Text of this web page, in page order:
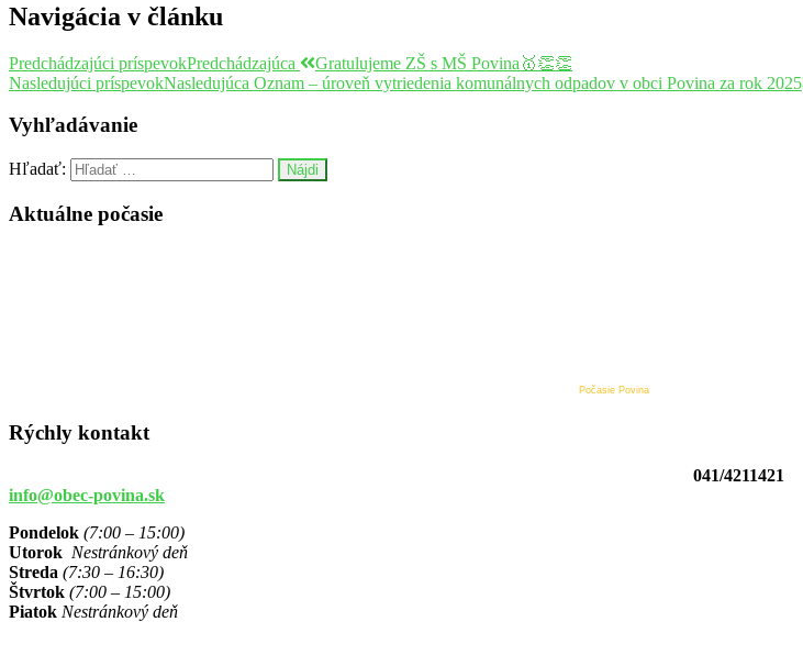
Navigácia v článku
Predchádzajúci príspevokPredchádzajúca
Gratulujeme ZŠ s MŠ Povina🥇👏👏
Nasledujúci príspevokNasledujúca Oznam – úroveň vytriedenia komunálnych odpadov v obci Povina za rok 2025
Vyhľadávanie
Hľadať:
Aktuálne počasie
Počasie Povina
Rýchly kontakt
041/4211421
info@obec-povina.sk
Pondelok (7:00 – 15:00)
Utorok Nestránkový deň
Streda (7:30 – 16:30)
Štvrtok (7:00 – 15:00)
Piatok Nestránkový deň